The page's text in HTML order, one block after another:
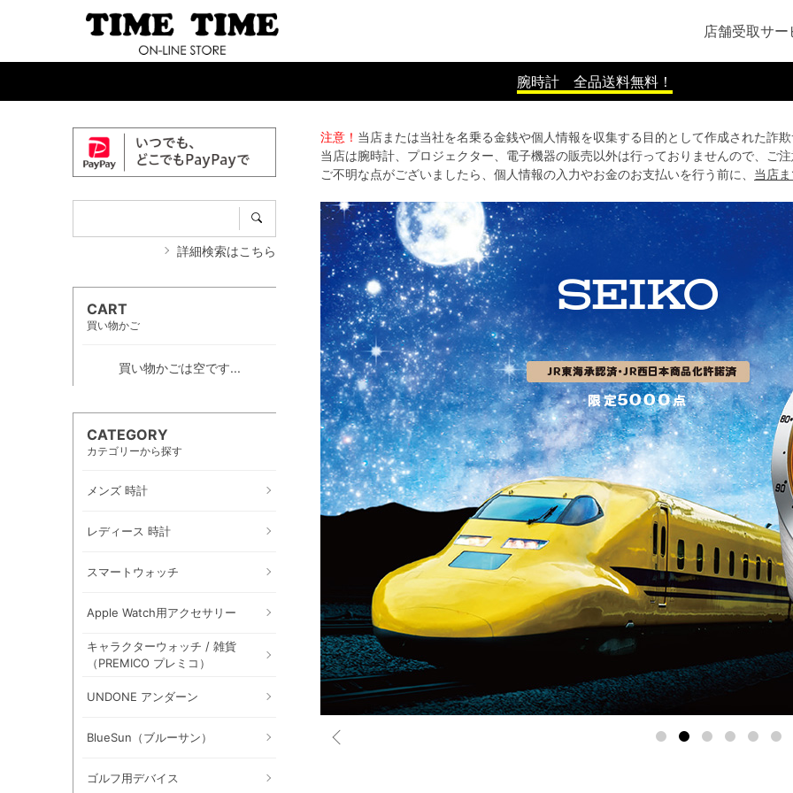
店舗受取サー
腕時計 全品送料無料！
詳細検索はこちら
CART
買い物かご
買い物かごは空です...
CATEGORY
カテゴリーから探す
メンズ 時計
レディース 時計
スマートウォッチ
Apple Watch用アクセサリー
キャラクターウォッチ / 雑貨
（PREMICO プレミコ）
UNDONE アンダーン
BlueSun（ブルーサン）
ゴルフ用デバイス
注意！ 当店または当社を名乗る金銭や個人情報を収集する目的として作成された詐
当店は腕時計、プロジェクター、電子機器の販売以外は行っておりませんので、ご
ご不明な点がございましたら、個人情報の入力やお金のお支払いを行う前に、 当店
1 2 3 4 5